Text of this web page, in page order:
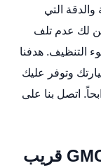
التي
لك عدم تلف
التنظيف. هدفنا
وتوفر عليك
اتصل بنا على
تنظيف دعسة البنزين جمس GMC قريب